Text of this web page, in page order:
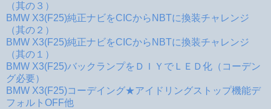
（其の３）
BMW X3(F25)純正ナビをCICからNBTに換装チャレンジ
（其の２）
BMW X3(F25)純正ナビをCICからNBTに換装チャレンジ
（其の１）
BMW X3(F25)バックランプをＤＩＹでＬＥＤ化（コーデン
グ必要）
BMW X3(F25)コーデイング★アイドリングストップ機能デ
フォルトOFF他